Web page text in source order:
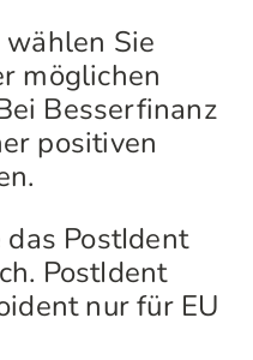
wählen Sie
möglichen
Besserfinanz
positiven
das PostIdent
PostIdent
nur für EU